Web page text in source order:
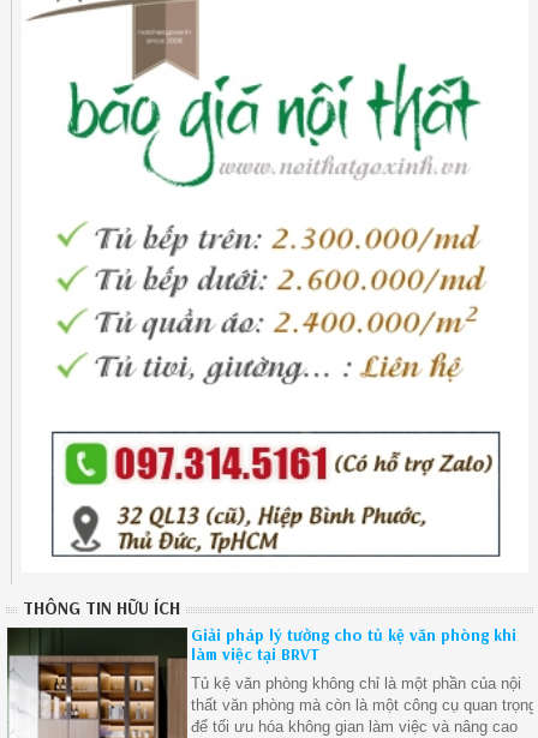
THÔNG TIN HỮU ÍCH
Giải pháp lý tưởng cho tủ kệ văn phòng khi
làm việc tại BRVT
Tủ kệ văn phòng không chỉ là một phần của nội
thất văn phòng mà còn là một công cụ quan trọng
để tối ưu hóa không gian làm việc và nâng cao